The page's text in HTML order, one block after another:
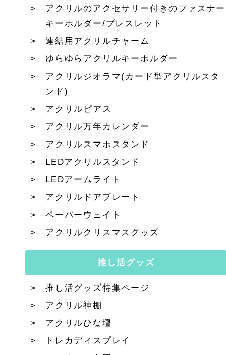
アクリルのアクセサリー付きのファスナー
キーホルダー/ブレスレット
連結用アクリルチャーム
ゆらゆらアクリルキーホルダー
アクリルジオラマ(カード型アクリルスタ
ンド)
アクリルピアス
アクリル万年カレンダー
アクリルスマホスタンド
LEDアクリルスタンド
LEDアームライト
アクリルドアプレート
ペーパーウェイト
アクリルクリスマスグッズ
推し活グッズ
推し活グッズ特集ページ
アクリル神棚
アクリルひな壇
トレカディスプレイ